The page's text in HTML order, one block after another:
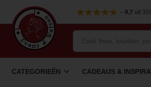
– 9,7 uit
CATEGORIEËN CADEAUS &